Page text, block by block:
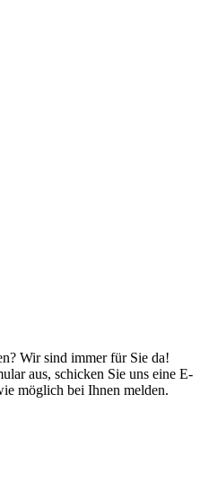
Wir sind immer für Sie da!
aus, schicken Sie uns eine E-
möglich bei Ihnen melden.